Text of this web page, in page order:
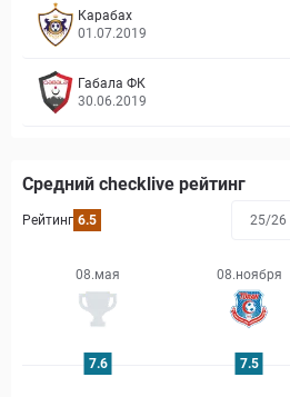
Карабах
01.07.2019
Габала ФК
30.06.2019
Средний checklive рейтинг
Рейтинг 6.5 25/26
08.мая 08.ноября
7.6 7.5